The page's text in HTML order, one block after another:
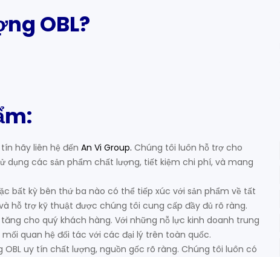
OBL?
hãy liên hệ đến An Vi Group. Chúng tôi luôn hỗ trợ cho
các sản phẩm chất lượng, tiết kiệm chi phí, và mang
bất kỳ bên thứ ba nào có thể tiếp xúc với sản phẩm về tất
hỗ trợ kỹ thuật được chúng tôi cung cấp đầy đủ rõ ràng.
cho quý khách hàng. Với những nỗ lực kinh doanh trung
quan hệ đối tác với các đại lý trên toàn quốc.
uy tín chất lượng, nguồn gốc rõ ràng. Chúng tôi luôn có